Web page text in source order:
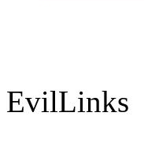
EvilLinks